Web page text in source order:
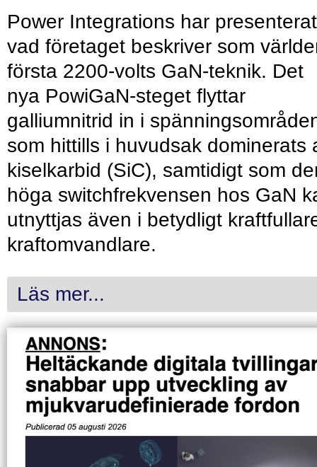
Power Integrations har presenterat
vad företaget beskriver som
första 2200-volts GaN-teknik. Det
nya PowiGaN-steget flyttar
galliumnitrid in i
som hittills i huvudsak dominerats
kiselkarbid (SiC), samtidigt som
höga switchfrekvensen hos GaN
utnyttjas även i betydligt
kraftomvandlare.
Läs mer...